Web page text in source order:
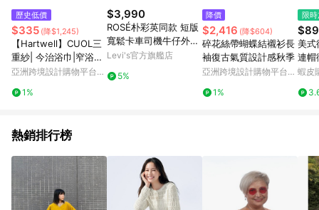
8. LINE購物為購物資訊整合性平台，商品資料更新會有時間差，
如顯示之商品規格、顏色、價位、贈品與東森購物ETMall銷售網
頁不符，以銷售網頁標示為準。 9. 若有贈點爭議，請務必於訂單
日期+180天以內至LINE購物客服洽詢；若超過180天(含)以上進
行申訴，恕無法贈點回饋。 10. 部分點數紅包僅限指定商品使
用，或不適用於無回饋商品。各點數紅包之適用商品與使用條件
請依點數紅包頁面規則為準。
歷史低價
$335 (降$1,245)
【Hartwell】CUOL三
重紗| 今治浴巾|窄浴巾|
方巾 低摩擦|換季必備
亞洲跨境設計購物平台
1%
$3,990
ROSÉ朴彩英同款 短版
寬鬆卡車司機牛仔外套
人氣新品
Levi's官方旗艦店
5%
降價
$2,416 (降$604)
碎花絲帶蝴蝶結襯衫長
袖復古氣質設計感秋季
亞洲跨境設計購物平台
1%
限
美式
連帽
保暖
蝦皮
熱銷排行榜